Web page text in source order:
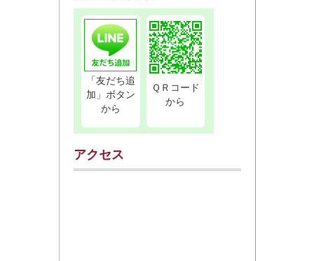
「友だち追
加」ボタン
から
ＱＲコード
から
アクセス